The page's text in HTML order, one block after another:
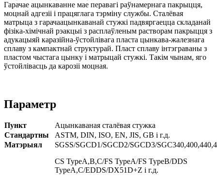
Гарачае ацынкаванне мае перавагі раўнамернага пакрыцця,
моцнай адгезіі і працяглага тэрміну службы. Сталёвая
матрыца з гарачаацынкаванай стужкі падвяргаецца складанай
фізіка-хімічнай рэакцыі з расплаўленым растворам пакрыцця з
адукацыяй каразійна-ўстойлівага пласта цынкава-жалезнага
сплаву з кампактнай структурай. Пласт сплаву інтэграваны з
пластом чыстага цынку і матрыцай стужкі. Такім чынам, яго
ўстойлівасць да карозіі моцная.
Параметр
Пункт
Ацынкаваная сталёвая стужка
Стандартны
ASTM, DIN, ISO, EN, JIS, GB і г.д.
Матэрыял
SGSS/SGCD1/SGCD2/SGCD3/
CS TypeA,B,C/FS TypeA/FS TypeB/DDS
TypeA,C/EDDS/DX51D+Z і г.д.